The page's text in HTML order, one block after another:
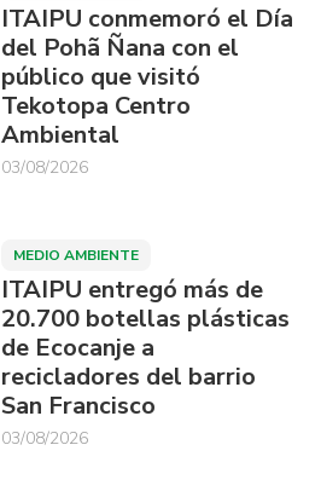
ITAIPU conmemoró el Día
del Pohã Ñana con el
público que visitó
Tekotopa Centro
Ambiental
03/08/2026
MEDIO AMBIENTE
ITAIPU entregó más de
20.700 botellas plásticas
de Ecocanje a
recicladores del barrio
San Francisco
03/08/2026